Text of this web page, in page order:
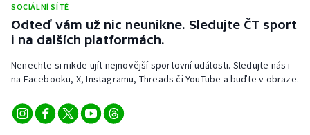
Vodní slalom
Volejbal
Ostatní
SOCIÁLNÍ SÍTĚ
Odteď vám už nic neunikne. Sledujte ČT sport
i na dalších platformách.
Nenechte si nikde ujít nejnovější sportovní události. Sledujte nás i
na Facebooku, X, Instagramu, Threads či YouTube a buďte v obraze.